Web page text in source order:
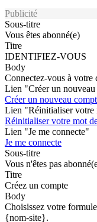
Publicité
Sous-titre
Vous êtes abonné(e)
Titre
IDENTIFIEZ-VOUS
Body
Connectez-vous à votre
Lien "Créer un
Créer un nouveau
Lien "Réinitialiser votre
Réinitialiser votre mot
Lien "Je me connecte"
Je me connecte
Sous-titre
Vous n'êtes pas
Titre
Créez un compte
Body
Choisissez votre
{nom-site}.